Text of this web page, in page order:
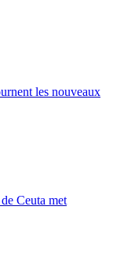
les nouveaux
Ceuta met